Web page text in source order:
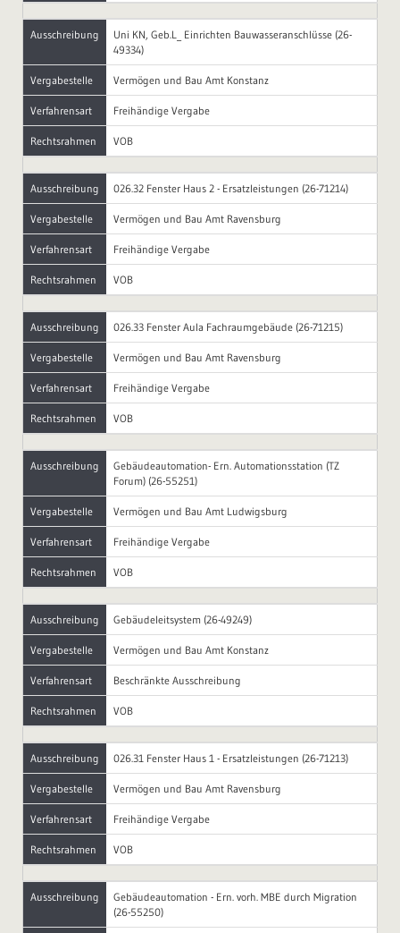
Ausschreibung
Uni KN, Geb.L_ Einrichten Bauwasseranschlüsse (26-
49334)
Vergabestelle Vermögen und Bau Amt Konstanz
Verfahrensart Freihändige Vergabe
Rechtsrahmen VOB
Ausschreibung 026.32 Fenster Haus 2 - Ersatzleistungen (26-71214)
Vergabestelle Vermögen und Bau Amt Ravensburg
Verfahrensart Freihändige Vergabe
Rechtsrahmen VOB
Ausschreibung 026.33 Fenster Aula Fachraumgebäude (26-71215)
Vergabestelle Vermögen und Bau Amt Ravensburg
Verfahrensart Freihändige Vergabe
Rechtsrahmen VOB
Ausschreibung
Gebäudeautomation- Ern. Automationsstation (TZ
Forum) (26-55251)
Vergabestelle Vermögen und Bau Amt Ludwigsburg
Verfahrensart Freihändige Vergabe
Rechtsrahmen VOB
Ausschreibung Gebäudeleitsystem (26-49249)
Vergabestelle Vermögen und Bau Amt Konstanz
Verfahrensart Beschränkte Ausschreibung
Rechtsrahmen VOB
Ausschreibung 026.31 Fenster Haus 1 - Ersatzleistungen (26-71213)
Vergabestelle Vermögen und Bau Amt Ravensburg
Verfahrensart Freihändige Vergabe
Rechtsrahmen VOB
Ausschreibung
Gebäudeautomation - Ern. vorh. MBE durch Migration
(26-55250)